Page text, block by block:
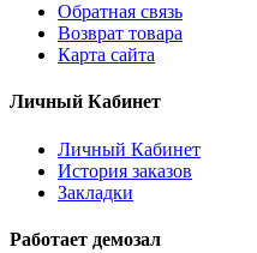
Обратная связь
Возврат товара
Карта сайта
Личный Кабинет
Личный Кабинет
История заказов
Закладки
Работает демозал